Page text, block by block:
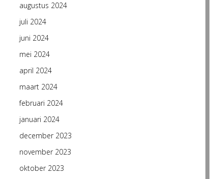
augustus 2024
juli 2024
juni 2024
mei 2024
april 2024
maart 2024
februari 2024
januari 2024
december 2023
november 2023
oktober 2023